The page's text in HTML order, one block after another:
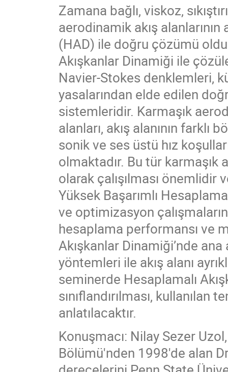
Zamana bağlı, viskoz,
aerodinamik akış
(HAD) ile doğru çözümü
Akışkanlar Dinamiği ile
Navier-Stokes denklemleri,
yasalarından elde edilen
sistemleridir. Karmaşık
alanları, akış alanının farklı
sonik ve ses üstü hız
olmaktadır. Bu tür karmaşık
olarak çalışılması
Yüksek Başarımlı
ve optimizasyon
hesaplama performansı ve
Akışkanlar Dinamiği’nde
yöntemleri ile akış alanı
seminerde Hesaplamalı
sınıflandırılması,
anlatılacaktır.
Konuşmacı: Nilay Sezer
Bölümü'nden 1998'de alan